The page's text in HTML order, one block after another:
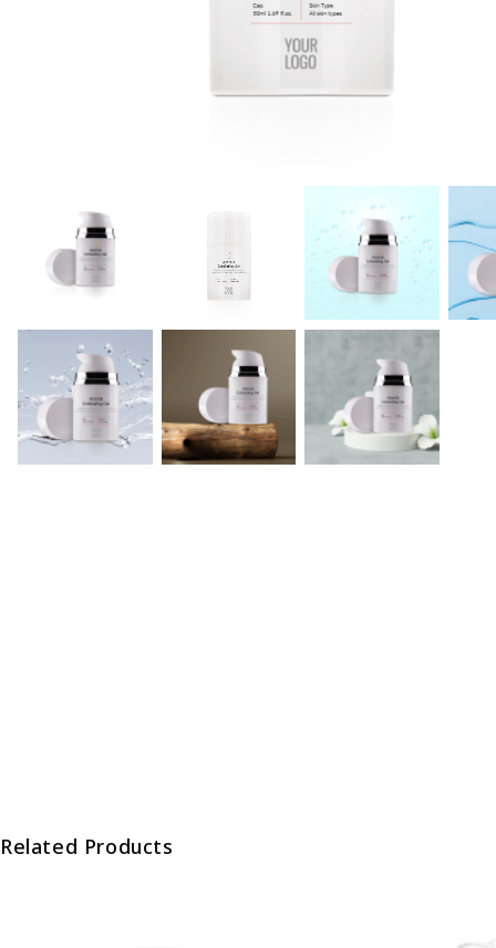
Related Products